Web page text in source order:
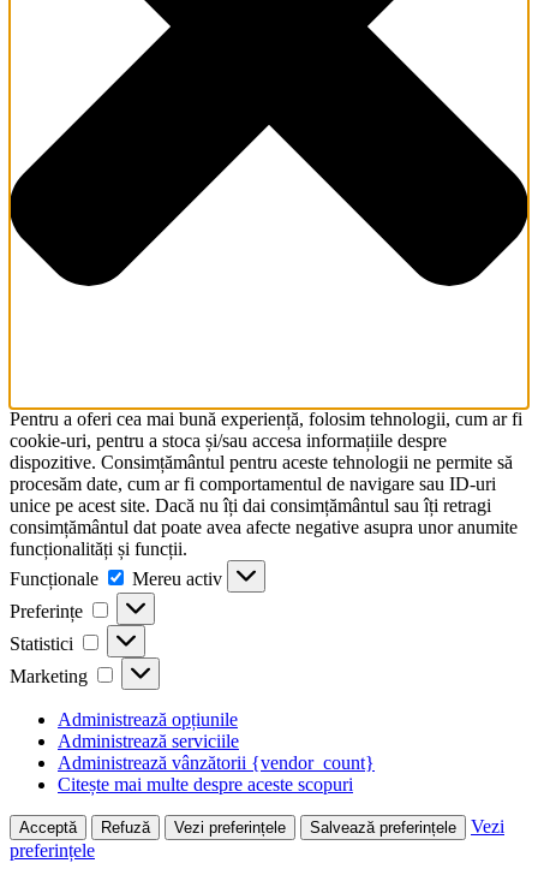
Pentru a oferi cea mai bună experiență, folosim tehnologii, cum ar fi
cookie-uri, pentru a stoca și/sau accesa informațiile despre
dispozitive. Consimțământul pentru aceste tehnologii ne permite să
procesăm date, cum ar fi comportamentul de navigare sau ID-uri
unice pe acest site. Dacă nu îți dai consimțământul sau îți retragi
consimțământul dat poate avea afecte negative asupra unor anumite
funcționalități și funcții.
Funcționale
Funcționale
Mereu activ
Preferințe
Preferințe
Statistici Statistici
Marketing Marketing
Administrează opțiunile
Administrează serviciile
Administrează vânzătorii {vendor_count}
Citește mai multe despre aceste scopuri
Acceptă Refuză Vezi preferințele Salvează preferințele
Vezi
preferințele